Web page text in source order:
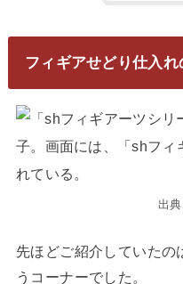
フィギアせどり仕入れ
出
先ほどご紹介していたの
うコーナーでした。